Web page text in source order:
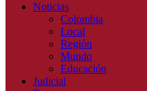
Noticias
Colombia
Local
Región
Mundo
Educación
Judicial